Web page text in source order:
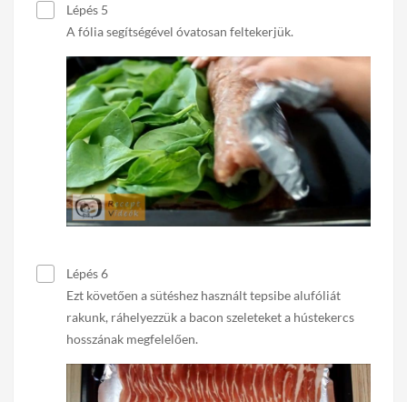
Lépés 5
A fólia segítségével óvatosan feltekerjük.
Lépés 6
Ezt követően a sütéshez használt tepsibe alufóliát
rakunk, ráhelyezzük a bacon szeleteket a hústekercs
hosszának megfelelően.